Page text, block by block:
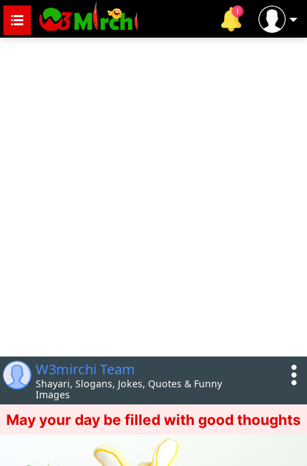
W3mirchi Team
Shayari, Slogans, Jokes, Quotes & Funny
Images
May your day be filled with good thoughts